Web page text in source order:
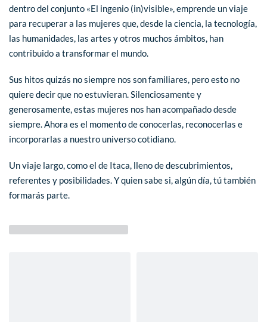
dentro del conjunto «El ingenio (in)visible», emprende un viaje
para recuperar a las mujeres que, desde la ciencia, la tecnología,
las humanidades, las artes y otros muchos ámbitos, han
contribuido a transformar el mundo.
Sus hitos quizás no siempre nos son familiares, pero esto no
quiere decir que no estuvieran. Silenciosamente y
generosamente, estas mujeres nos han acompañado desde
siempre. Ahora es el momento de conocerlas, reconocerlas e
incorporarlas a nuestro universo cotidiano.
Un viaje largo, como el de Itaca, lleno de descubrimientos,
referentes y posibilidades. Y quien sabe si, algún día, tú también
formarás parte.